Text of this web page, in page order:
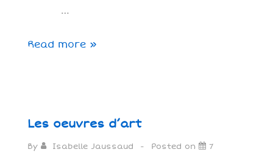
…
L’art
Read more »
Les oeuvres d’art
By Isabelle Jaussaud Posted on
7